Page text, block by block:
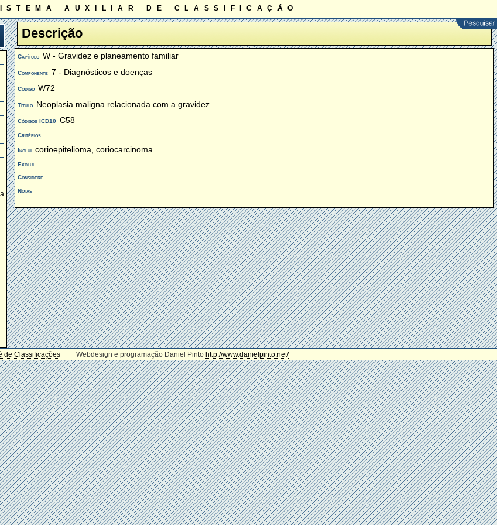
auxiliar de classificação
Descrição
Capítulo W - Gravidez e planeamento familiar
Componente 7 - Diagnósticos e doenças
Código W72
Título Neoplasia maligna relacionada com a gravidez
Códigos ICD10 C58
Critérios
Inclui corioepitelioma, coriocarcinoma
Exclui
Considere
Notas
de Classificações Webdesign e programação Daniel Pinto http://www.danielpinto.net/